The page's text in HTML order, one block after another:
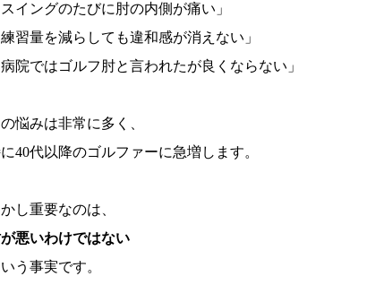
イングのたびに肘の内側が痛い」
習量を減らしても違和感が消えない」
院ではゴルフ肘と言われたが良くならない」
悩みは非常に多く、
40代以降のゴルファーに急増します。
し重要なのは、
悪いわけではない
う事実です。